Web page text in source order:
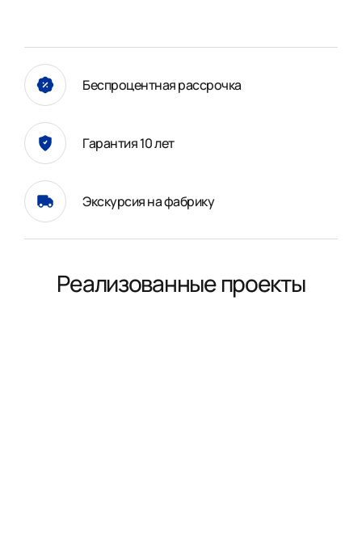
Беспроцентная рассрочка
Гарантия 10 лет
Экскурсия на фабрику
Реализованные проекты